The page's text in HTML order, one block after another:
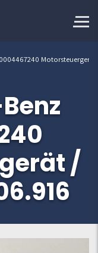
Motorsteuergerät
/